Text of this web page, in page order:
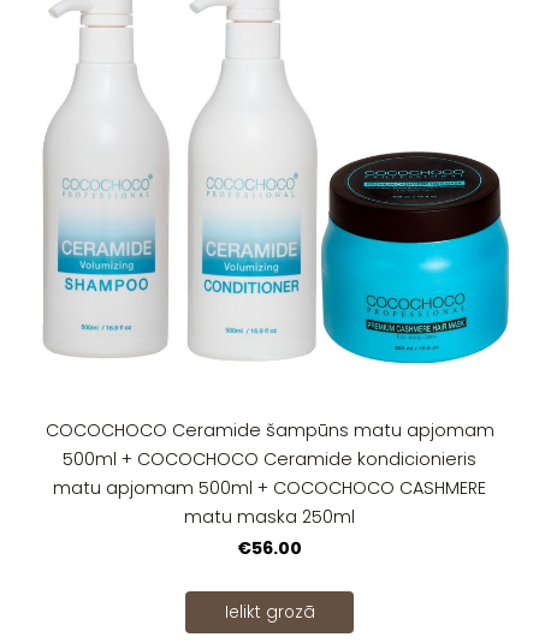
COCOCHOCO Ceramide šampūns matu apjomam
500ml + COCOCHOCO Ceramide kondicionieris
matu apjomam 500ml + COCOCHOCO CASHMERE
matu maska 250ml
€56.00
Ielikt grozā